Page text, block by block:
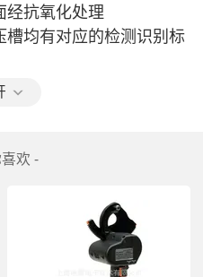
经抗氧化处理
槽 (单独购买)
欢 -